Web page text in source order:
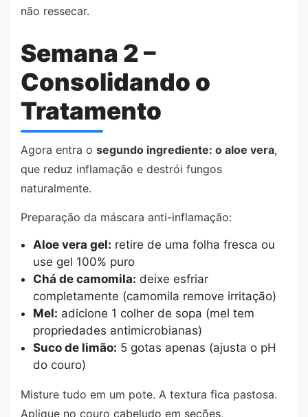
não ressecar.
Semana 2 –
Consolidando o
Tratamento
Agora entra o segundo ingrediente: o aloe vera,
que reduz inflamação e destrói fungos
naturalmente.
Preparação da máscara anti-inflamação:
Aloe vera gel: retire de uma folha fresca ou
use gel 100% puro
Chá de camomila: deixe esfriar
completamente (camomila remove irritação)
Mel: adicione 1 colher de sopa (mel tem
propriedades antimicrobianas)
Suco de limão: 5 gotas apenas (ajusta o pH
do couro)
Misture tudo em um pote. A textura fica pastosa.
Aplique no couro cabeludo em seções,